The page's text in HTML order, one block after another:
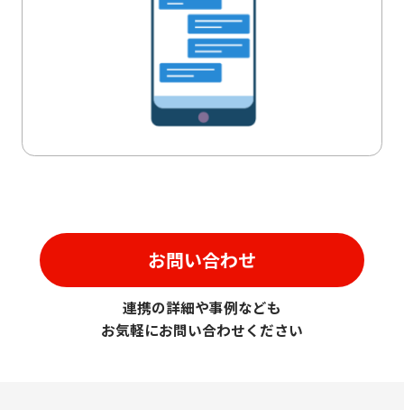
お問い合わせ
連携の詳細や事例なども
お気軽にお問い合わせください